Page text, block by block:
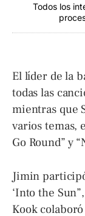
Todos los
El líder de la
todas las
mientras que
varios temas,
Go Round” y
Jimin
‘Into the
Kook